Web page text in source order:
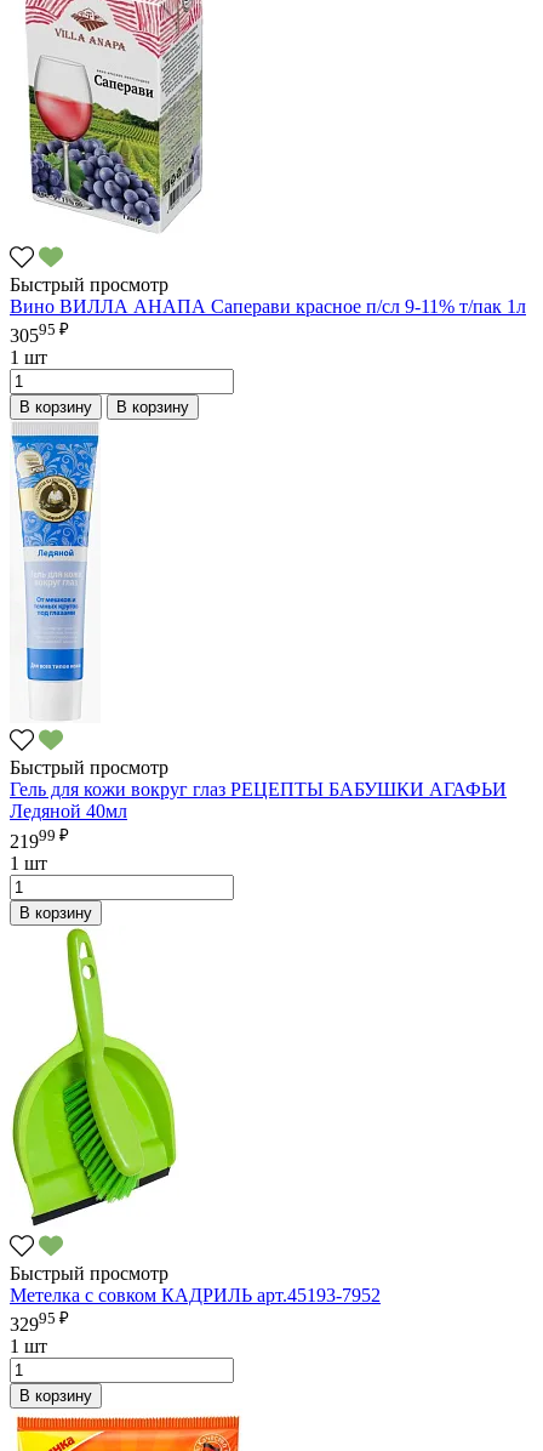
Быстрый просмотр
Вино ВИЛЛА АНАПА Саперави красное п/сл 9-11% т/пак 1л
30595 ₽
1 шт
В корзину В корзину
Быстрый просмотр
Гель для кожи вокруг глаз РЕЦЕПТЫ БАБУШКИ АГАФЬИ
Ледяной 40мл
21999 ₽
1 шт
В корзину
Быстрый просмотр
Метелка с совком КАДРИЛЬ арт.45193-7952
32995 ₽
1 шт
В корзину